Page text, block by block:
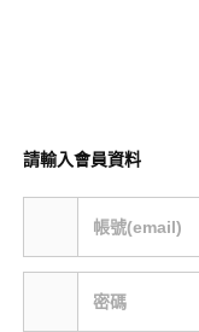
請輸入會員資料
帳號(email)
密碼